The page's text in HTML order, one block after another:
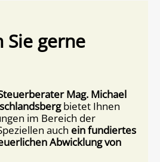
gerne
Mag. Michael
bietet Ihnen
im Bereich der
auch ein fundiertes
Abwicklung von